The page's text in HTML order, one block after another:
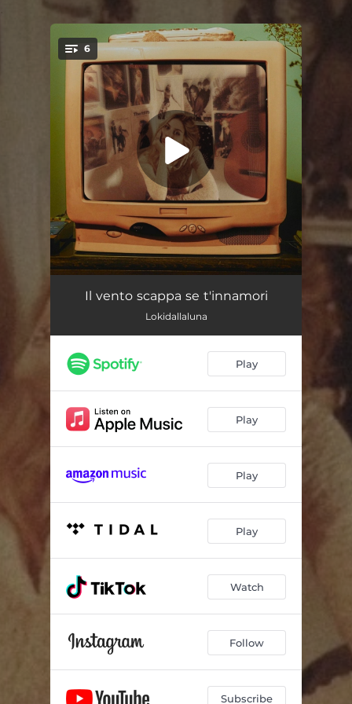
You're all set!
6
Senti questa canzone 03:40
Il vento scappa se t'innamori 03:23
Daruma
Dentro una bugia 03:45
Il vento scappa se t'innamori
Lokidallaluna
Play
Play
Play
Play
Watch
Follow
Subscribe